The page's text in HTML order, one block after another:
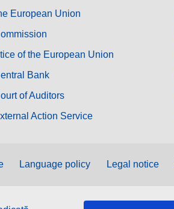
European Union
of the European Union
Bank
of Auditors
Action Service
Language policy Legal notice